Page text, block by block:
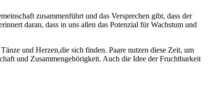
zusammenführt und das⁢ Versprechen gibt, dass der
daran, dass ⁣in uns allen das Potenzial ​für Wachstum und
und Herzen,die sich finden. Paare nutzen diese Zeit, um⁢
und Zusammengehörigkeit.​ Auch die Idee‌ der Fruchtbarkeit​